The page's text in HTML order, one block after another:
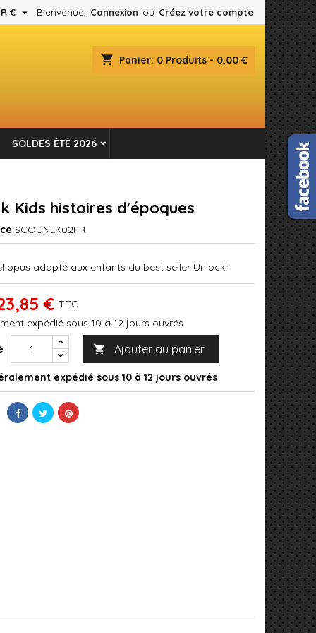
Bienvenue, Connexion ou Créez votre compte
€ 
shopping_cart Panier: 0 Produits - 0,00 €
SOLDES ÉTÉ 2026
Kids histoires d'époques
SCOUNLK02FR
opus adapté aux enfants du best seller Unlock!
€ TTC
expédié sous 10 à 12 jours ouvrés
 Ajouter au panier
expédié sous 10 à 12 jours ouvrés